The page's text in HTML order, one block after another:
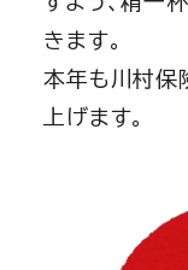
きます。
本年も川村保
上げます。